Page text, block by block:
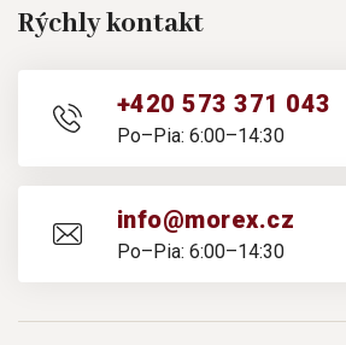
Rýchly kontakt
+420 573 371 043
Po–Pia: 6:00–14:30
info@morex.cz
Po–Pia: 6:00–14:30